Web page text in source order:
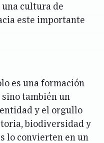
cultura de
este importante
es una formación
también un
y el orgullo
biodiversidad y
lo convierten en un